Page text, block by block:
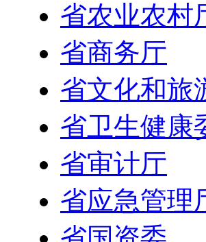
省农业农村
省商务厅
省文化和旅
省卫生健康
省审计厅
省应急管理